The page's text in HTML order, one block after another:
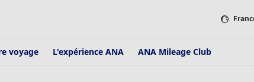
voyage L'expérience ANA ANA Mileage Club